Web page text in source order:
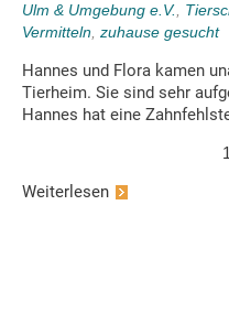
Ulm & Umgebung e.V.
Vermitteln zuhause gesucht
Hannes und Flora kamen
Tierheim. Sie sind sehr
Hannes hat eine
Weiterlesen